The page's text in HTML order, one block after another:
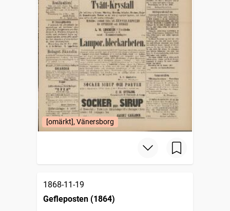
[omärkt], Vänersborg
1868-11-19
Gefleposten (1864)